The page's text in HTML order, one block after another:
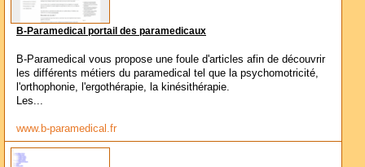
B-Paramedical portail des paramedicaux
B-Paramedical vous propose une foule d'articles afin de découvrir
les différents métiers du paramedical tel que la psychomotricité,
l'orthophonie, l'ergothérapie, la kinésithérapie.
Les...
www.b-paramedical.fr